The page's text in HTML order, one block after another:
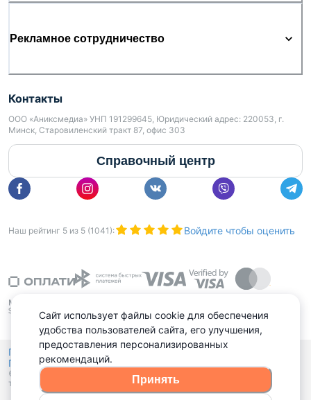
Рекламное сотрудничество
Контакты
ООО «Аниксмедиа» УНП 191299645, Юридический адрес: 220053, г.
Минск, Старовиленский тракт 87, офис 303
Справочный центр
Наш рейтинг 5 из 5 (1041 ): Войдите чтобы оценить
Политика конфиденциальности,
Политика обработки файлов куки
© 2015 - 2026, Domovita.by. Копирование материалов допускается
только при наличии активной ссылки.
Сайт использует файлы cookie для обеспечения
удобства пользователей сайта, его улучшения,
предоставления персонализированных
рекомендаций.
Принять